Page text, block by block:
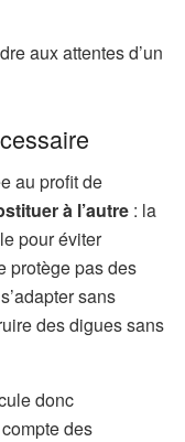
aux attentes d’un
au profit de
à l’autre : la
pour éviter
protège pas des
sans
des digues sans
donc
des